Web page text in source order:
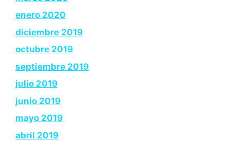
enero 2020
diciembre 2019
octubre 2019
septiembre 2019
julio 2019
junio 2019
mayo 2019
abril 2019